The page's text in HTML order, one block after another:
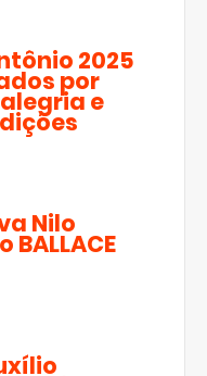
2025
por
e
Nilo